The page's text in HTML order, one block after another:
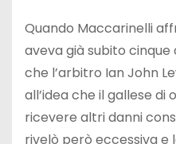
Quando Maccarinelli
aveva già subito cinque
che l’arbitro Ian John
all’idea che il gallese di
ricevere altri danni
rivelò però eccessiva